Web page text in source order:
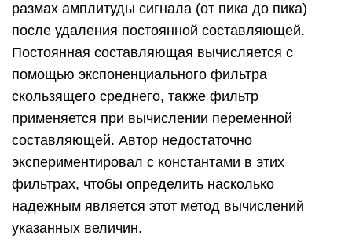
размах амплитуды сигнала (от пика до пика)
после удаления постоянной составляющей.
Постоянная составляющая вычисляется с
помощью экспоненциального фильтра
скользящего среднего, также фильтр
применяется при вычислении переменной
составляющей. Автор недостаточно
экспериментировал с константами в этих
фильтрах, чтобы определить насколько
надежным является этот метод вычислений
указанных величин.